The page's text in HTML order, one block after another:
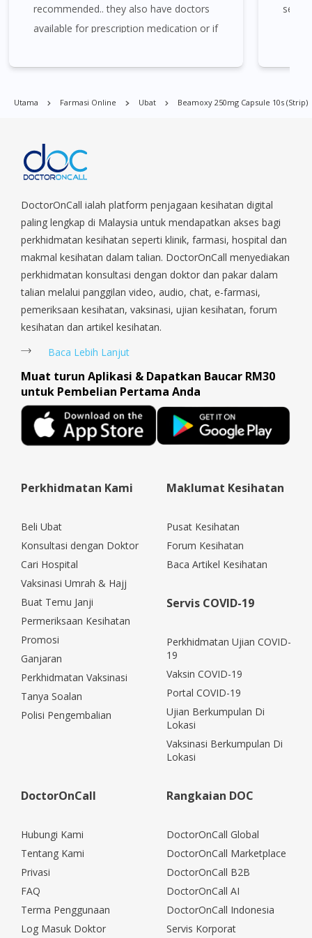
Beamoxy 250mg Capsule 10s (strip) boleh didapati di banyak
Commonwealt, City Hall, Clarke Quay, Changi Airport, Changi
Park, Geylang, Hougang, Harbourfront, Holland, Jurong, Jurong
East, Jurong West, Kallang/ Whampoa, Lim Chu Kang, Marine
Parade, Marina, Macpherson, Mandai, Newton, Novena,
Queenstown, Raffles Place, Rochor, River Valley, Sembawang,
Sengkang, Serangoon, Serangoon Rd, Seletar, Tampines, Toa
Payoh, Tanjong Pagar, Telok Blangah, Tanglin, Thomson, Tuas,
Tengah, Upper East Coast, Upper Bukit Timah, Upper Thomson,
Woodlands, West Coast, Yishun, Yio Chu Kang.
recommended.. they also have doctors
available for prescription medication or if
quickly and efficiently answer from the
Utama Farmasi Online Ubat Beamoxy 250mg Capsule 10s (strip)
DoctorOnCall ialah platform penjagaan kesihatan digital
paling lengkap di Malaysia untuk mendapatkan akses bagi
perkhidmatan kesihatan seperti klinik, farmasi, hospital dan
makmal kesihatan dalam talian. DoctorOnCall menyediakan
perkhidmatan konsultasi dengan doktor dan pakar dalam
talian melalui panggilan video, audio, chat, e-farmasi,
pemeriksaan kesihatan, vaksinasi, ujian kesihatan, forum
kesihatan dan artikel kesihatan.
Baca Lebih Lanjut
Muat turun Aplikasi & Dapatkan Baucar RM30
untuk Pembelian Pertama Anda
Perkhidmatan Kami
Beli Ubat
Konsultasi dengan Doktor
Cari Hospital
Vaksinasi Umrah & Hajj
Buat Temu Janji
Permeriksaan Kesihatan
Promosi
Ganjaran
Perkhidmatan Vaksinasi
Tanya Soalan
Polisi Pengembalian
Maklumat Kesihatan
Pusat Kesihatan
Forum Kesihatan
Baca Artikel Kesihatan
Servis COVID-19
Perkhidmatan Ujian COVID-
19
Vaksin COVID-19
Portal COVID-19
Ujian Berkumpulan Di
Lokasi
Vaksinasi Berkumpulan Di
Lokasi
DoctorOnCall
Hubungi Kami
Tentang Kami
Privasi
FAQ
Terma Penggunaan
Log Masuk Doktor
Rangkaian DOC
DoctorOnCall Global
DoctorOnCall Marketplace
DoctorOnCall B2B
DoctorOnCall AI
DoctorOnCall Indonesia
Servis Korporat